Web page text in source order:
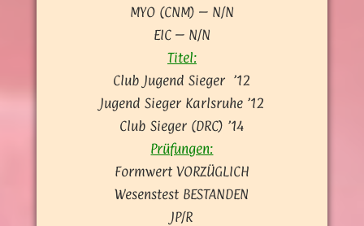
MYO (CNM) – N/N
EIC – N/N
Titel:
Club Jugend Sieger ’12
Jugend Sieger Karlsruhe ’12
Club Sieger (DRC) ’14
Prüfungen:
Formwert VORZÜGLICH
Wesenstest BESTANDEN
JP/R